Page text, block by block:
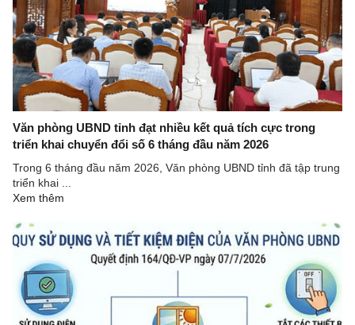
Văn phòng UBND tỉnh đạt nhiều kết quả tích cực trong
triển khai chuyển đổi số 6 tháng đầu năm 2026
Trong 6 tháng đầu năm 2026, Văn phòng UBND tỉnh đã tập trung
triển khai ...
Xem thêm